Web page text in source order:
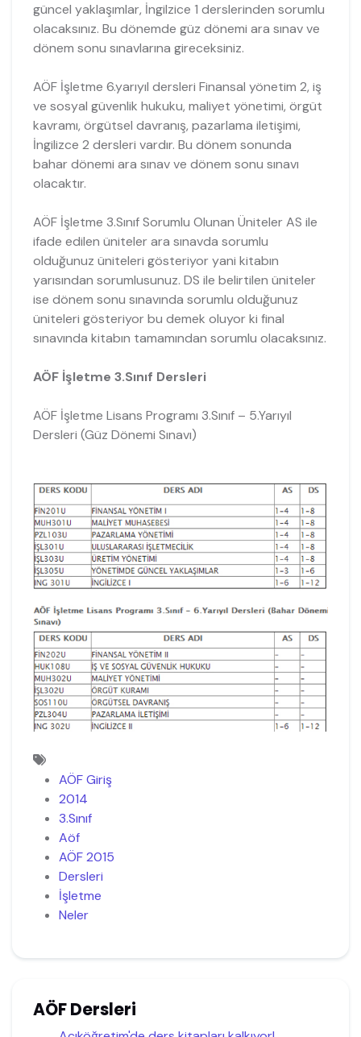
güncel yaklaşımlar, İngilzice 1 derslerinden sorumlu
olacaksınız. Bu dönemde güz dönemi ara sınav ve
dönem sonu sınavlarına gireceksiniz.
AÖF İşletme 6.yarıyıl dersleri Finansal yönetim 2, iş
ve sosyal güvenlik hukuku, maliyet yönetimi, örgüt
kavramı, örgütsel davranış, pazarlama iletişimi,
İngilizce 2 dersleri vardır. Bu dönem sonunda
bahar dönemi ara sınav ve dönem sonu sınavı
olacaktır.
AÖF İşletme 3.Sınıf Sorumlu Olunan Üniteler AS ile
ifade edilen üniteler ara sınavda sorumlu
olduğunuz üniteleri gösteriyor yani kitabın
yarısından sorumlusunuz. DS ile belirtilen üniteler
ise dönem sonu sınavında sorumlu olduğunuz
üniteleri gösteriyor bu demek oluyor ki final
sınavında kitabın tamamından sorumlu olacaksınız.
AÖF İşletme 3.Sınıf Dersleri
AÖF İşletme Lisans Programı 3.Sınıf – 5.Yarıyıl
Dersleri (Güz Dönemi Sınavı)
AÖF Giriş
2014
3.Sınıf
Aöf
AÖF 2015
Dersleri
İşletme
Neler
AÖF Dersleri